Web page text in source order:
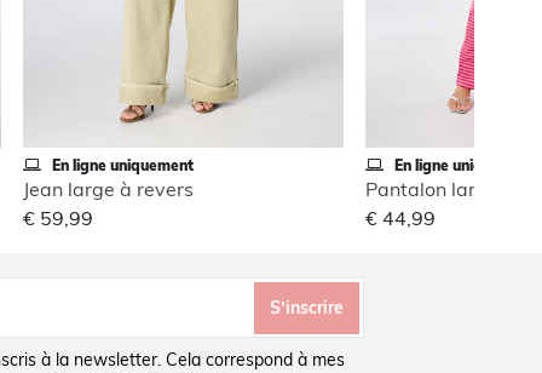
En ligne uniquement
Jean large à revers
€ 59,99
En ligne uniquement
Pantalon large à
€ 44,99
S’inscrire
à la newsletter. Cela correspond à mes